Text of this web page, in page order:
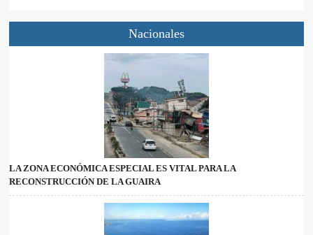
Nacionales
LA ZONA ECONÓMICA ESPECIAL ES VITAL PARA LA
RECONSTRUCCIÓN DE LA GUAIRA